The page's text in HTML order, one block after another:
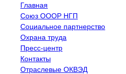
Главная
Союз ОООР НГП
Социальное партнерство
Охрана труда
Пресс-центр
Контакты
Отраслевые ОКВЭД